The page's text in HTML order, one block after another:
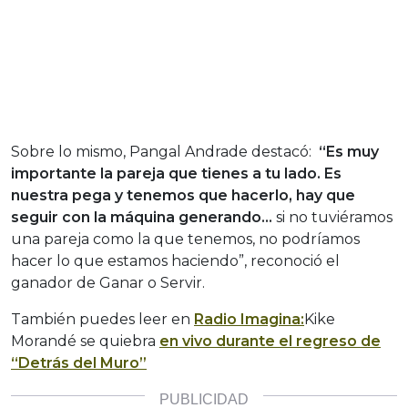
Sobre lo mismo, Pangal Andrade destacó: “Es muy
importante la pareja que tienes a tu lado. Es
nuestra pega y tenemos que hacerlo, hay que
seguir con la máquina generando… si no tuviéramos
una pareja como la que tenemos, no podríamos
hacer lo que estamos haciendo”, reconoció el
ganador de Ganar o Servir.
También puedes leer en Radio Imagina: Kike
Morandé se quiebra en vivo durante el regreso de
“Detrás del Muro”